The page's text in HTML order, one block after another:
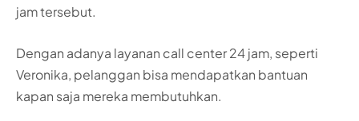
jam tersebut.
Dengan adanya layanan call center 24 jam, seperti
Veronika, pelanggan bisa mendapatkan bantuan
kapan saja mereka membutuhkan.